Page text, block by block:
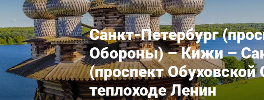
Санкт-Петербург
Обороны) – Кижи –
(проспект
теплоходе Ленин